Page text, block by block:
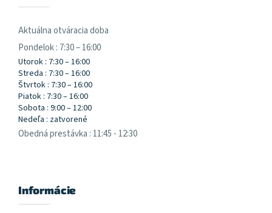
Aktuálna otváracia doba
Pondelok : 7:30 – 16:00
Utorok : 7:30 – 16:00
Streda : 7:30 – 16:00
Štvrtok : 7:30 – 16:00
Piatok : 7:30 – 16:00
Sobota : 9:00 – 12:00
Nedeľa : zatvorené
Obedná prestávka : 11:45 - 12:30
Informácie